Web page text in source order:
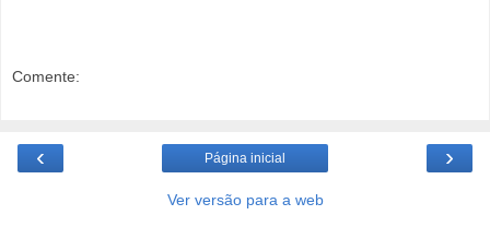
Comente:
‹ ›
Página inicial
Ver versão para a web